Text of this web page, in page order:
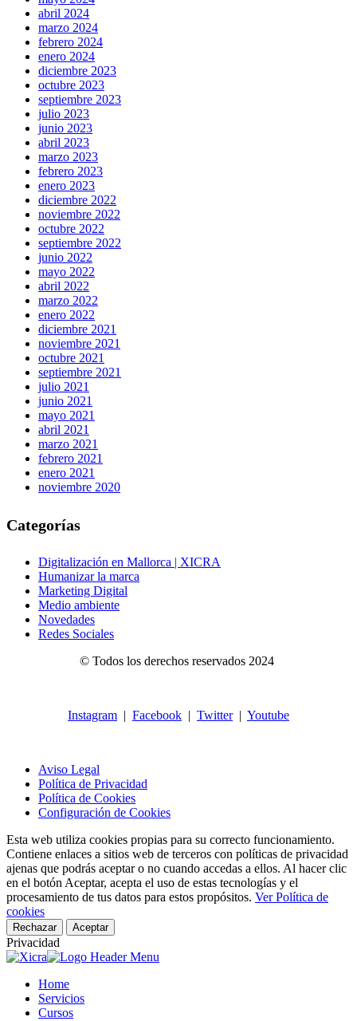
abril 2024
marzo 2024
febrero 2024
enero 2024
diciembre 2023
octubre 2023
septiembre 2023
julio 2023
junio 2023
abril 2023
marzo 2023
febrero 2023
enero 2023
diciembre 2022
noviembre 2022
octubre 2022
septiembre 2022
junio 2022
mayo 2022
abril 2022
marzo 2022
enero 2022
diciembre 2021
noviembre 2021
octubre 2021
septiembre 2021
julio 2021
junio 2021
mayo 2021
abril 2021
marzo 2021
febrero 2021
enero 2021
noviembre 2020
Categorías
Digitalización en Mallorca | XICRA
Humanizar la marca
Marketing Digital
Medio ambiente
Novedades
Redes Sociales
© Todos los derechos reservados 2024
Instagram | Facebook | Twitter| Youtube
Aviso Legal
Política de Privacidad
Política de Cookies
Configuración de Cookies
Esta web utiliza cookies propias para su correcto funcionamiento.
Contiene enlaces a sitios web de terceros con políticas de privacidad
ajenas que podrás aceptar o no cuando accedas a ellos. Al hacer clic
en el botón Aceptar, acepta el uso de estas tecnologías y el
procesamiento de tus datos para estos propósitos. Ver Política de
cookies
Rechazar Aceptar
Privacidad
Home
Servicios
Cursos